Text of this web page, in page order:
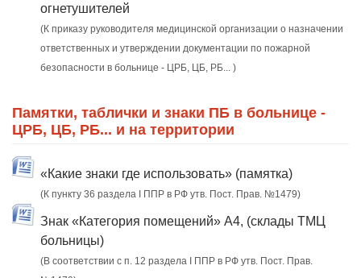
огнетушителей
(К приказу руководителя медицинской организации о назначении
ответственных и утверждении документации по пожарной
безопасности в больнице - ЦРБ, ЦБ, РБ... )
Памятки, таблички и знаки ПБ в больнице -
ЦРБ, ЦБ, РБ... и на территории
«Какие знаки где использовать» (памятка)
(К пункту 36 раздела I ППР в РФ утв. Пост. Прав. №1479)
Знак «Категория помещений» А4, (склады ТМЦ
больницы)
(В соответствии с п. 12 раздела I ППР в РФ утв. Пост. Прав.